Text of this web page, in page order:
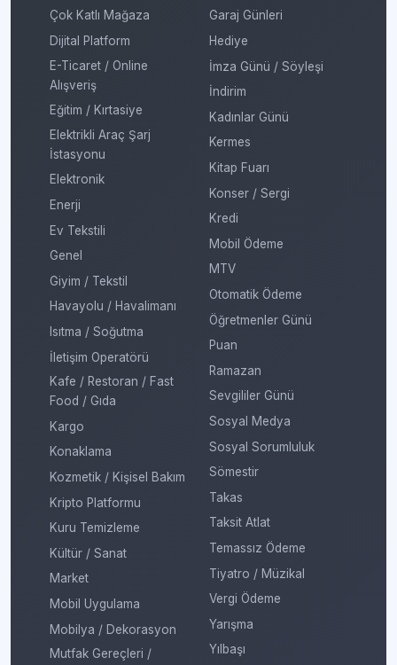
Çok Katlı Mağaza
Dijital Platform
E-Ticaret / Online
Alışveriş
Eğitim / Kırtasiye
Elektrikli Araç Şarj
İstasyonu
Elektronik
Enerji
Ev Tekstili
Genel
Giyim / Tekstil
Havayolu / Havalimanı
Isıtma / Soğutma
İletişim Operatörü
Kafe / Restoran / Fast
Food / Gıda
Kargo
Konaklama
Kozmetik / Kişisel Bakım
Kripto Platformu
Kuru Temizleme
Kültür / Sanat
Market
Mobil Uygulama
Mobilya / Dekorasyon
Mutfak Gereçleri /
Garaj Günleri
Hediye
İmza Günü / Söyleşi
İndirim
Kadınlar Günü
Kermes
Kitap Fuarı
Konser / Sergi
Kredi
Mobil Ödeme
MTV
Otomatik Ödeme
Öğretmenler Günü
Puan
Ramazan
Sevgililer Günü
Sosyal Medya
Sosyal Sorumluluk
Sömestir
Takas
Taksit Atlat
Temassız Ödeme
Tiyatro / Müzikal
Vergi Ödeme
Yarışma
Yılbaşı